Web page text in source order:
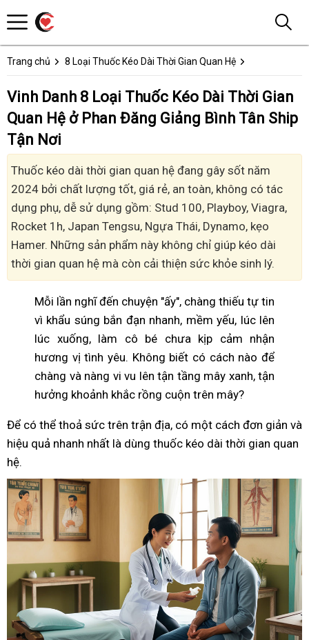
Trang chủ 8 Loại Thuốc Kéo Dài Thời Gian Quan Hệ
Vinh Danh 8 Loại Thuốc Kéo Dài Thời Gian
Quan Hệ ở Phan Đăng Giảng Bình Tân Ship
Tận Nơi
Thuốc kéo dài thời gian quan hệ đang gây sốt năm
2024 bởi chất lượng tốt, giá rẻ, an toàn, không có tác
dụng phụ, dễ sử dụng gồm: Stud 100, Playboy, Viagra,
Rocket 1h, Japan Tengsu, Ngựa Thái, Dynamo, kẹo
Hamer. Những sản phẩm này không chỉ giúp kéo dài
thời gian quan hệ mà còn cải thiện sức khỏe sinh lý.
Mỗi lần nghĩ đến chuyện "ấy", chàng thiếu tự tin
vì khẩu súng bắn đạn nhanh, mềm yếu, lúc lên
lúc xuống, làm cô bé chưa kịp cảm nhận
hương vị tình yêu. Không biết có cách nào để
chàng và nàng vi vu lên tận tầng mây xanh, tận
hưởng khoảnh khắc rồng cuộn trên mây?
Để có thể thoả sức trên trận địa, có một cách đơn giản và
hiệu quả nhanh nhất là dùng thuốc kéo dài thời gian quan
hệ.